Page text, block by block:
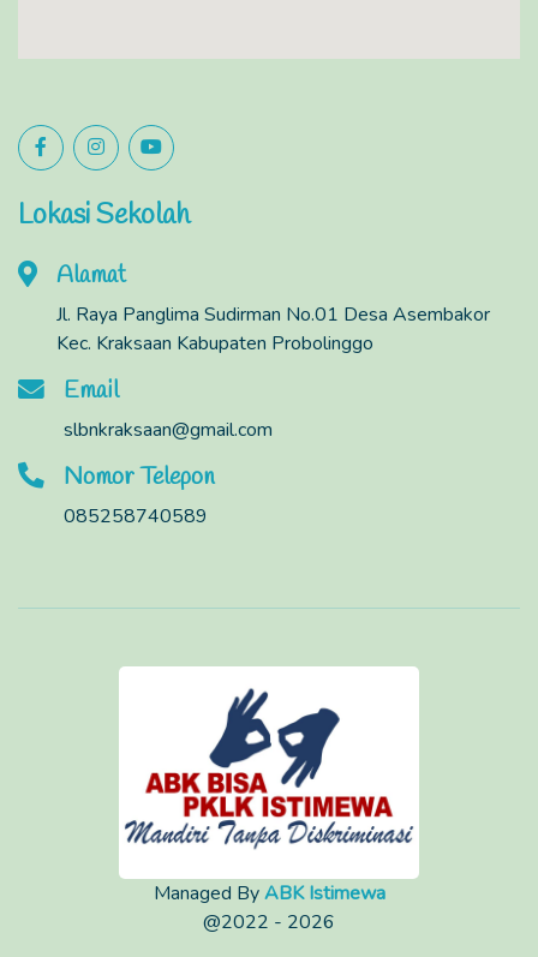
Lokasi Sekolah
Alamat
Jl. Raya Panglima Sudirman No.01 Desa Asembakor
Kec. Kraksaan Kabupaten Probolinggo
Email
slbnkraksaan@gmail.com
Nomor Telepon
085258740589
Managed ByABK Istimewa
@2022 - 2026